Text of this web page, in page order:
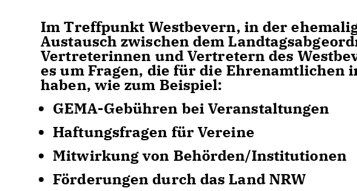
Im Treffpunkt Westbevern, in der
Austausch zwischen dem
Vertreterinnen und Vertretern des
es um Fragen, die für die Ehrenamtlichen
haben, wie zum Beispiel:
GEMA-Gebühren bei Veranstaltungen
Haftungsfragen für Vereine
Mitwirkung von Behörden/Institutionen
Förderungen durch das Land NRW